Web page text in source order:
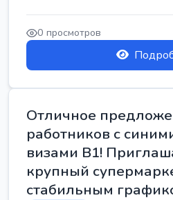
0 просмотров
Отличное
работников с
визами B1!
крупный
стабильным